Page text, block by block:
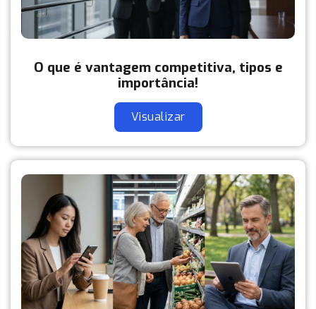
O que é vantagem competitiva, tipos e
importância!
Visualizar